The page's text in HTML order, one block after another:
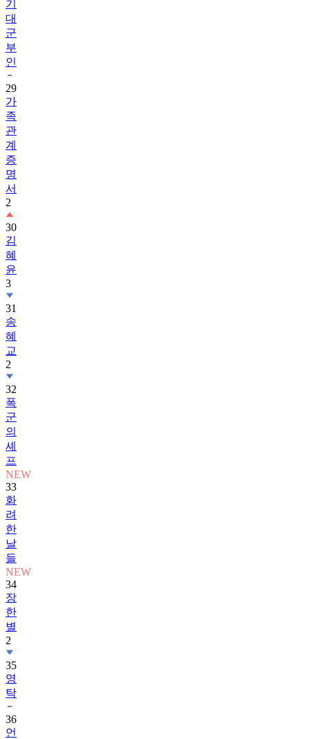
기
대
군
부
인
29
가
족
관
계
증
명
서
2
30
김
혜
윤
3
31
송
혜
교
2
32
폭
군
의
셰
프
NEW
33
화
려
한
날
들
NEW
34
장
한
별
2
35
영
탁
36
언